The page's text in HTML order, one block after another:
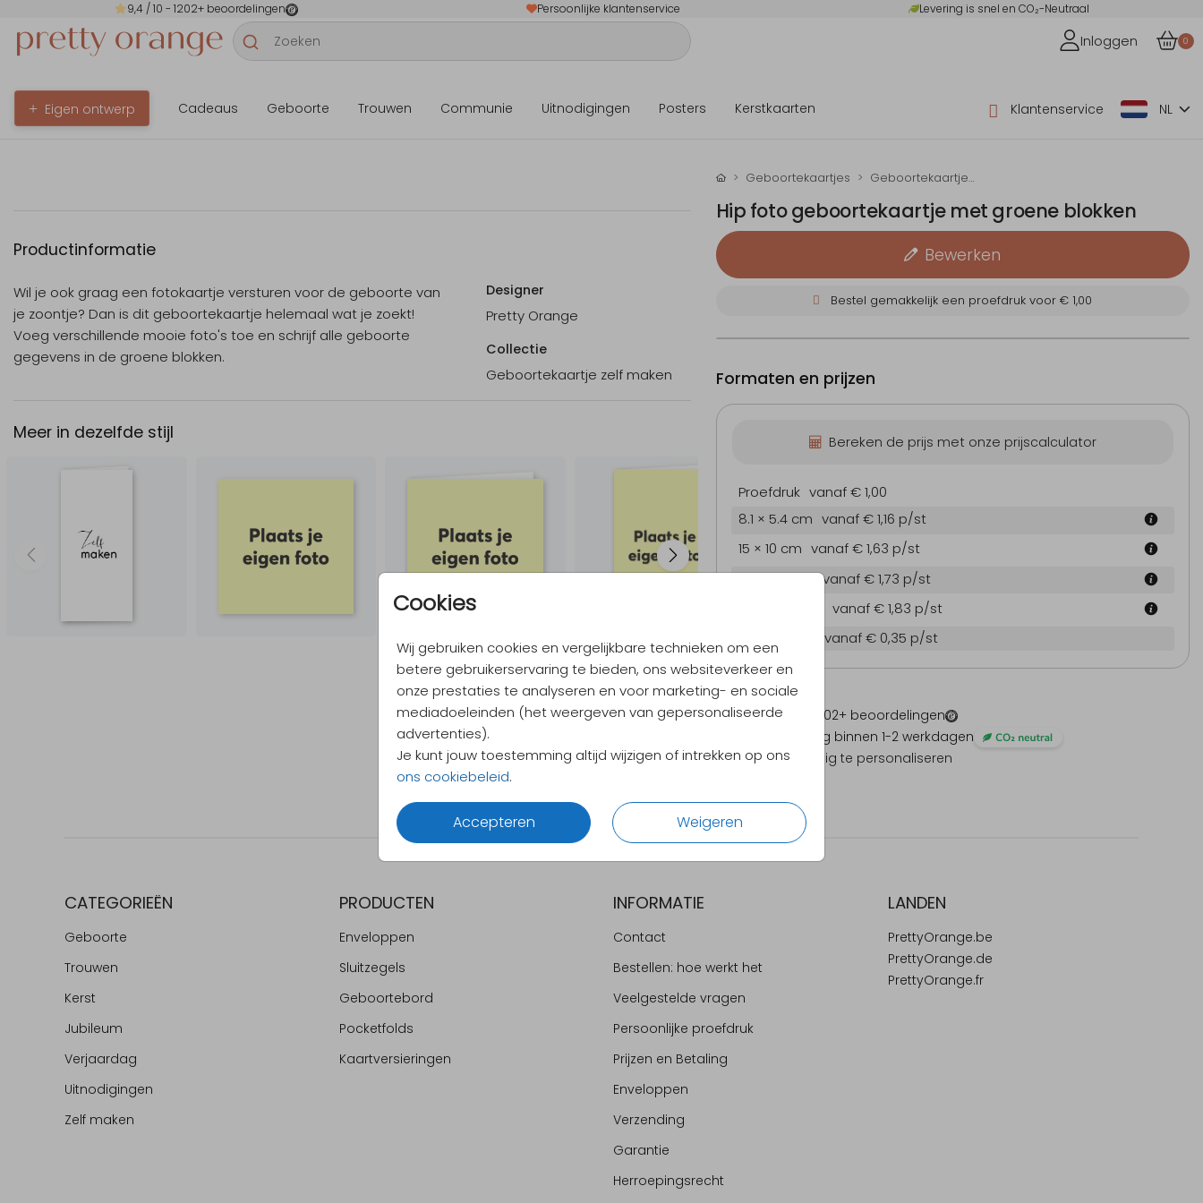
9,4/ 10 - 1202+ beoordelingen Persoonlijke klantenservice Levering is snel en CO₂-Neutraal
Inloggen 0
Eigen ontwerp Cadeaus Geboorte Trouwen Communie Uitnodigingen Posters Kerstkaarten Klantenservice NL
Cookies
Wij gebruiken cookies en vergelijkbare technieken om een
betere gebruikerservaring te bieden, ons websiteverkeer en
onze prestaties te analyseren en voor marketing- en sociale
mediadoeleinden (het weergeven van gepersonaliseerde
advertenties).
Je kunt jouw toestemming altijd wijzigen of intrekken op ons
ons cookiebeleid.
Accepteren Weigeren
Productinformatie
Wil je ook graag een fotokaartje versturen voor de geboorte van
je zoontje? Dan is dit geboortekaartje helemaal wat je zoekt!
Voeg verschillende mooie foto's toe en schrijf alle geboorte
gegevens in de groene blokken.
Designer
Pretty Orange
Collectie
Geboortekaartje zelf maken
Meer in dezelfde stijl
Geboortekaartjes Geboortekaartje zelf maken
Hip foto geboortekaartje met groene blokken
Bewerken
Bestel gemakkelijk een proefdruk voor€ 1,00
9,4/ 10 - 1202+ beoordelingen
Verzending binnen 1-2 werkdagen
Alles volledig te personaliseren
Formaten en prijzen
Bereken de prijs met onze prijscalculator
Proefdruk vanaf € 1,00
8.1 × 5.4 cm vanaf € 1,16 p/st
15 × 10 cm vanaf € 1,63 p/st
17.1 × 11.4 cm vanaf € 1,73 p/st
vanaf € 1,83 p/st
vanaf € 0,35 p/st
CATEGORIEËN
Geboorte
Trouwen
Kerst
Jubileum
Verjaardag
Uitnodigingen
Zelf maken
PRODUCTEN
Enveloppen
Sluitzegels
Geboortebord
Pocketfolds
Kaartversieringen
INFORMATIE
Contact
Bestellen: hoe werkt het
Veelgestelde vragen
Persoonlijke proefdruk
Prijzen en Betaling
Enveloppen
Verzending
Garantie
Herroepingsrecht
LANDEN
PrettyOrange.be
PrettyOrange.de
PrettyOrange.fr